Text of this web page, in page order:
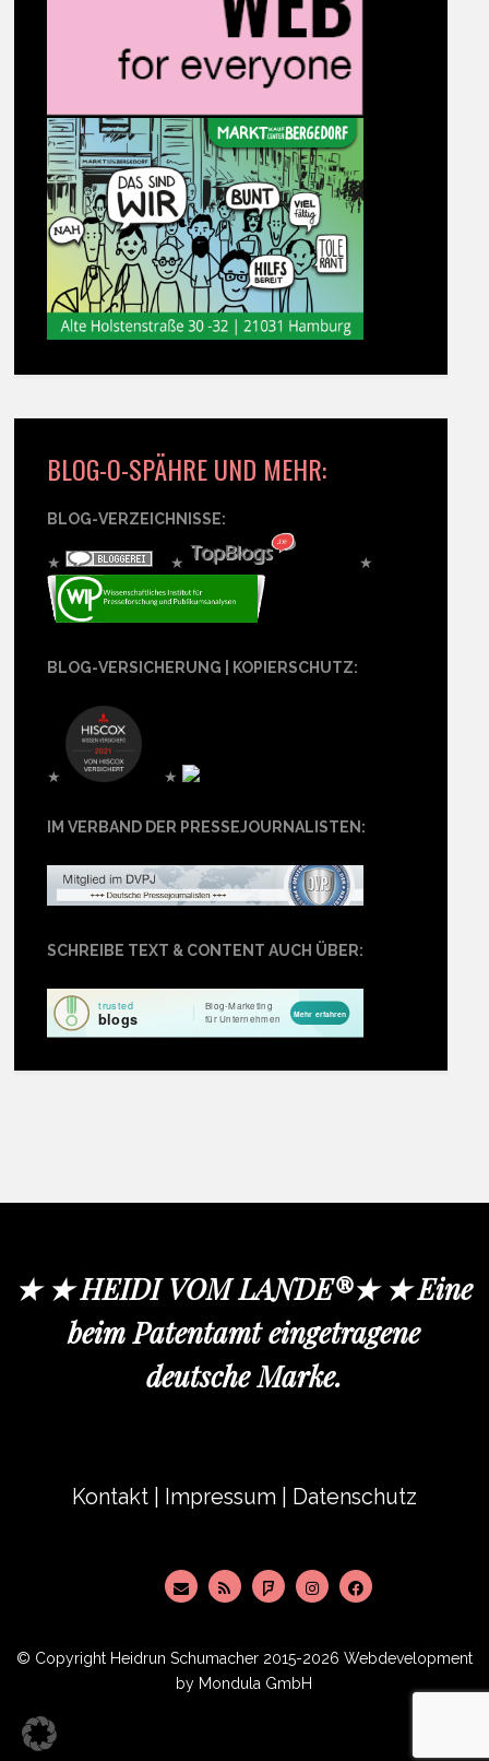
BLOG-O-SPÄHRE UND MEHR:
BLOG-VERZEICHNISSE:
★ ★ ★
BLOG-VERSICHERUNG | KOPIERSCHUTZ:
★ ★
IM VERBAND DER PRESSEJOURNALISTEN:
SCHREIBE TEXT & CONTENT AUCH ÜBER:
★ ★ HEIDI VOM LANDE®★ ★ Eine
beim Patentamt eingetragene
deutsche Marke.
Kontakt Impressum Datenschutz
© Copyright Heidrun Schumacher 2015-2026 Webdevelopment
by Mondula GmbH